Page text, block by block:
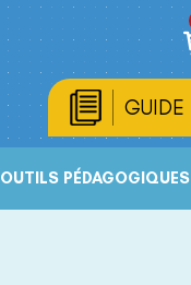
GUIDE
OUTILS PÉDAGOGIQUES